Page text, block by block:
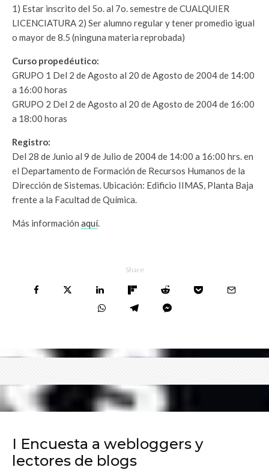
1) Estar inscrito del 5o. al 7o. semestre de CUALQUIER
LICENCIATURA 2) Ser alumno regular y tener promedio igual
o mayor de 8.5 (ninguna materia reprobada)
Curso propedéutico:
GRUPO 1 Del 2 de Agosto al 20 de Agosto de 2004 de 14:00
a 16:00 horas
GRUPO 2 Del 2 de Agosto al 20 de Agosto de 2004 de 16:00
a 18:00 horas
Registro:
Del 28 de Junio al 9 de Julio de 2004 de 14:00 a 16:00 hrs. en
el Departamento de Formación de Recursos Humanos de la
Dirección de Sistemas. Ubicación: Edificio IIMAS, Planta Baja
frente a la Facultad de Química.
Más información aquí.
Share
I Encuesta a webloggers y
lectores de blogs